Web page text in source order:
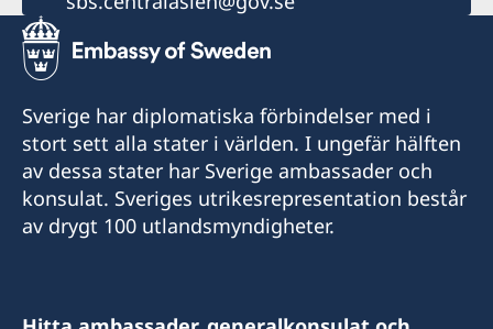
Sverige har diplomatiska förbindelser med i
stort sett alla stater i världen. I ungefär hälften
av dessa stater har Sverige ambassader och
konsulat. Sveriges utrikesrepresentation består
av drygt 100 utlandsmyndigheter.